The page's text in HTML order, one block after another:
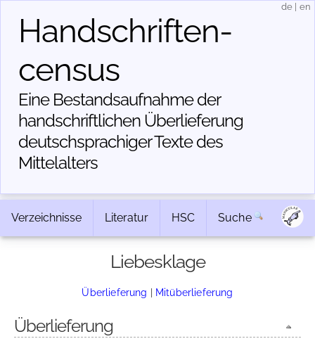
Handschriften­
census
Eine Bestandsaufnahme der
handschriftlichen Über­lieferung
deutschsprachiger Texte des
Mittelalters
de en
Verzeichnisse Literatur HSC Suche
Liebesklage
Überlieferung | Mitüberlieferung
Überlieferung